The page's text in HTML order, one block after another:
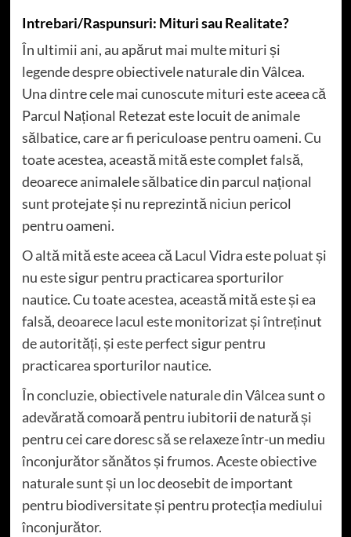
Intrebari/Raspunsuri: Mituri sau Realitate?
În ultimii ani, au apărut mai multe mituri și
legende despre obiectivele naturale din Vâlcea.
Una dintre cele mai cunoscute mituri este aceea că
Parcul Național Retezat este locuit de animale
sălbatice, care ar fi periculoase pentru oameni. Cu
toate acestea, această mită este complet falsă,
deoarece animalele sălbatice din parcul național
sunt protejate și nu reprezintă niciun pericol
pentru oameni.
O altă mită este aceea că Lacul Vidra este poluat și
nu este sigur pentru practicarea sporturilor
nautice. Cu toate acestea, această mită este și ea
falsă, deoarece lacul este monitorizat și întreținut
de autorități, și este perfect sigur pentru
practicarea sporturilor nautice.
În concluzie, obiectivele naturale din Vâlcea sunt o
adevărată comoară pentru iubitorii de natură și
pentru cei care doresc să se relaxeze într-un mediu
înconjurător sănătos și frumos. Aceste obiective
naturale sunt și un loc deosebit de important
pentru biodiversitate și pentru protecția mediului
înconjurător.